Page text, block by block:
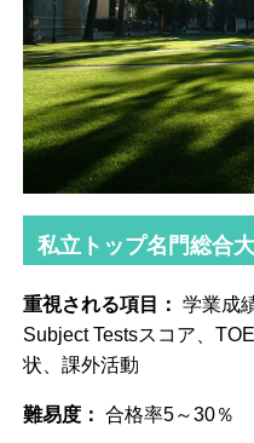
私立トップ名門総合
重視される項目： 学業成
Subject Testsスコア、
状、課外活動
難易度： 合格率5～30％